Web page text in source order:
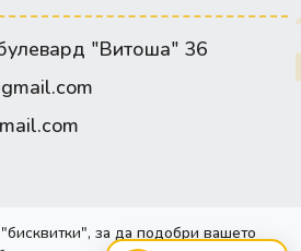
"Витоша" 36
за да подобри вашето